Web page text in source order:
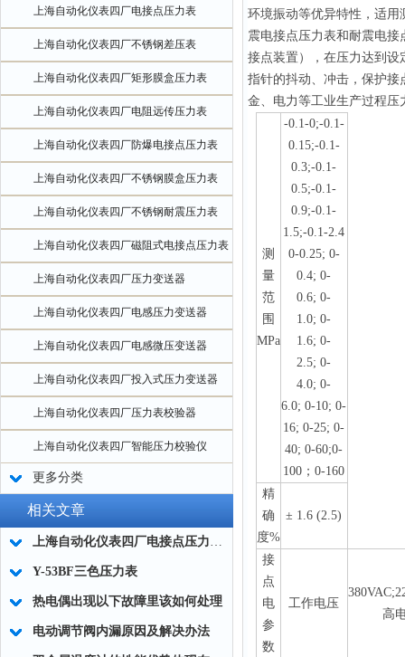
上海自动化仪表四厂电接点压力表
上海自动化仪表四厂不锈钢差压表
上海自动化仪表四厂矩形膜盒压力表
上海自动化仪表四厂电阻远传压力表
上海自动化仪表四厂防爆电接点压力表
上海自动化仪表四厂不锈钢膜盒压力表
上海自动化仪表四厂不锈钢耐震压力表
上海自动化仪表四厂磁阻式电接点压力表
上海自动化仪表四厂压力变送器
上海自动化仪表四厂电感压力变送器
上海自动化仪表四厂电感微压变送器
上海自动化仪表四厂投入式压力变送器
上海自动化仪表四厂压力表校验器
上海自动化仪表四厂智能压力校验仪
更多分类
相关文章
上海自动化仪表四厂电接点压力表结构原理与接线
Y-53BF三色压力表
热电偶出现以下故障里该如何处理
电动调节阀内漏原因及解决办法
环境振动等优异特性，适
震电接点压力表和耐震电
接点装置），在压力达到
指针的抖动、冲击，保护
金、电力等工业生产过程压
测
量
范
围
MPa
-0.1-0;-0.1-
0.15;-0.1-
0.3;-0.1-
0.5;-0.1-
0.9;-0.1-
1.5;-0.1-2.4
0-0.25; 0-
0.4; 0-
0.6; 0-
1.0; 0-
1.6; 0-
2.5; 0-
4.0; 0-
6.0; 0-10; 0-
16; 0-25; 0-
40; 0-60;0-
100；0-160
精
确
度%
± 1.6 (2.5)
接
点
电
参
数
工作电压
高